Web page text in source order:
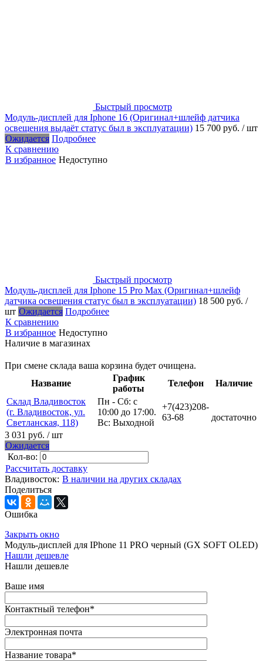
Быстрый просмотр
Модуль-дисплей для Iphone 16 (Оригинал+шлейф датчика
освещения выдаёт статус был в эксплуатации) 15 700 руб. / шт
Ожидается Подробнее
К сравнению
В избранное Недоступно
Быстрый просмотр
Модуль-дисплей для Iphone 15 Pro Max (Оригинал+шлейф
датчика освещения статус был в эксплуатации) 18 500 руб. /
шт Ожидается Подробнее
К сравнению
В избранное Недоступно
Наличие в магазинах
При смене склада ваша корзина будет очищена.
Название
График
работы
Телефон
Наличие
Склад Владивосток
(г. Владивосток, ул.
Светланская, 118)
Пн - Сб: с
10:00 до 17:00.
Вс: Выходной
+7(423)208-
63-68
достаточно
3 031 руб. / шт
Ожидается
Кол-во:
Рассчитать доставку
Владивосток: В наличии на других складах
Поделиться
Ошибка
Закрыть окно
Модуль-дисплей для IPhone 11 PRO черный (GX SOFT OLED)
Нашли дешевле
Нашли дешевле
Ваше имя
Контактный телефон*
Электронная почта
Название товара*